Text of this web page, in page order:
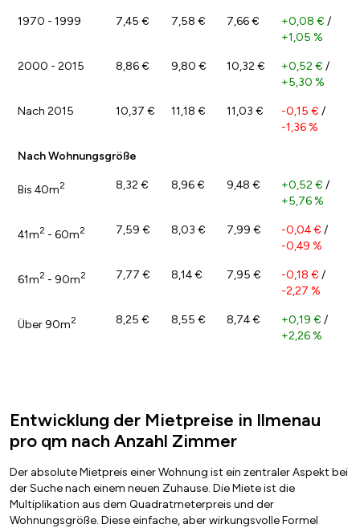
1970 - 1999 7,45 € 7,58 € 7,66 € +0,08 € /
+1,05 %
2000 - 2015 8,86 € 9,80 € 10,32 € +0,52 € /
+5,30 %
Nach 2015 10,37 € 11,18 € 11,03 € -0,15 € /
-1,36 %
Nach Wohnungsgröße
Bis 40m2 8,32 € 8,96 € 9,48 € +0,52 € /
+5,76 %
41m2 - 60m2 7,59 € 8,03 € 7,99 € -0,04 € /
-0,49 %
61m2 - 90m2 7,77 € 8,14 € 7,95 € -0,18 € /
-2,27 %
Über 90m2 8,25 € 8,55 € 8,74 € +0,19 € /
+2,26 %
Entwicklung der Mietpreise in Ilmenau
pro qm nach Anzahl Zimmer
Der absolute Mietpreis einer Wohnung ist ein zentraler Aspekt bei
der Suche nach einem neuen Zuhause. Die Miete ist die
Multiplikation aus dem Quadratmeterpreis und der
Wohnungsgröße. Diese einfache, aber wirkungsvolle Formel